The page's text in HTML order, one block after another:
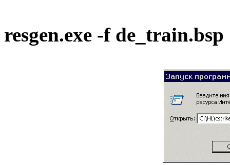
resgen.exe -f de_train.bsp